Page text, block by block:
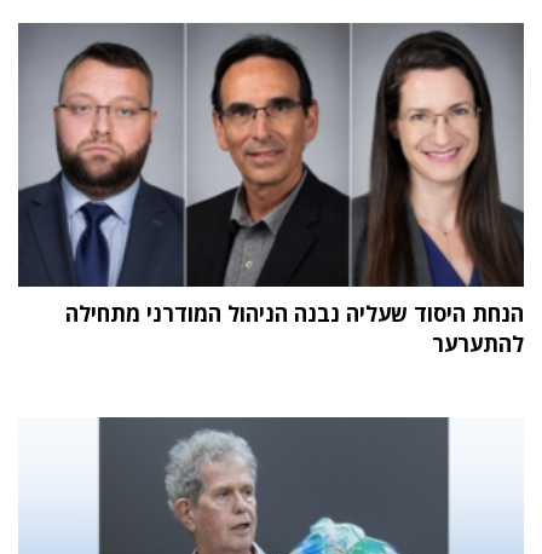
הנחת היסוד שעליה נבנה הניהול המודרני מתחילה
להתערער